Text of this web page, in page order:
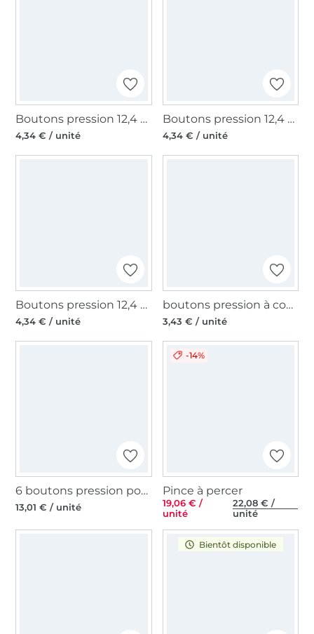
Boutons pression 12,4 mm, turquoise
4,34 € / unité
Boutons pression 12,4 mm, gris marron
4,34 € / unité
Boutons pression 12,4 mm, bleu foncé
4,34 € / unité
boutons pression à coudre, 13 mm, noir
3,43 € / unité
6 boutons pression pour jersey Prym, 18 mm, couleur laiton antique
13,01 € / unité
-14%
Pince à percer
19,06 € /
unité
22,08 € /
unité
Bientôt disponible